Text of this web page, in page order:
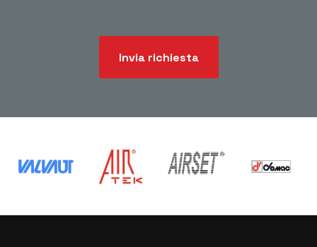
Invia richiesta